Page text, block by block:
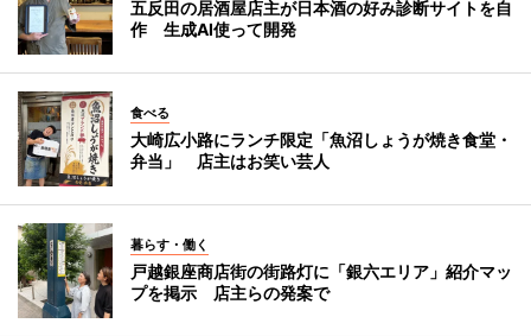
五反田の居酒屋店主が日本酒の好み診断サイトを自
作 生成AI使って開発
食べる
大崎広小路にランチ限定「魚沼しょうが焼き食堂・
弁当」 店主はお笑い芸人
暮らす・働く
戸越銀座商店街の街路灯に「銀六エリア」紹介マッ
プを掲示 店主らの発案で